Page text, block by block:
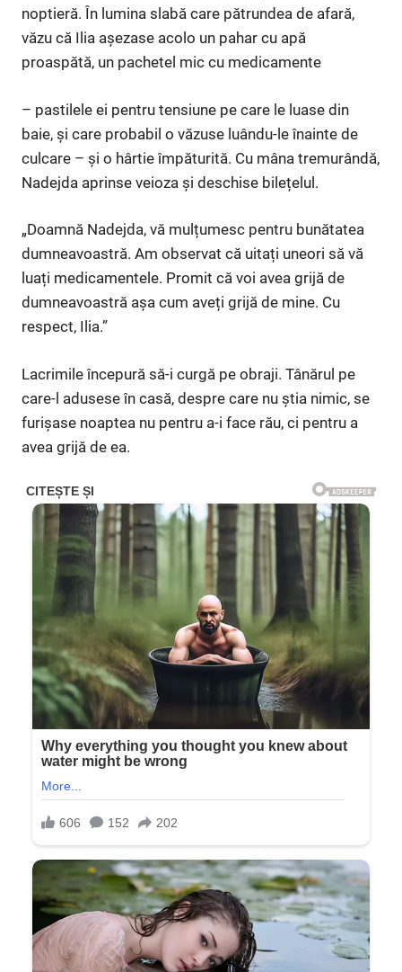
noptieră. În lumina slabă care pătrundea de afară,
văzu că Ilia așezase acolo un pahar cu apă
proaspătă, un pachetel mic cu medicamente
– pastilele ei pentru tensiune pe care le luase din
baie, și care probabil o văzuse luându-le înainte de
culcare – și o hârtie împăturită. Cu mâna tremurândă,
Nadejda aprinse veioza și deschise bilețelul.
„Doamnă Nadejda, vă mulțumesc pentru bunătatea
dumneavoastră. Am observat că uitați uneori să vă
luați medicamentele. Promit că voi avea grijă de
dumneavoastră așa cum aveți grijă de mine. Cu
respect, Ilia.”
Lacrimile începură să-i curgă pe obraji. Tânărul pe
care-l adusese în casă, despre care nu știa nimic, se
furișase noaptea nu pentru a-i face rău, ci pentru a
avea grijă de ea.